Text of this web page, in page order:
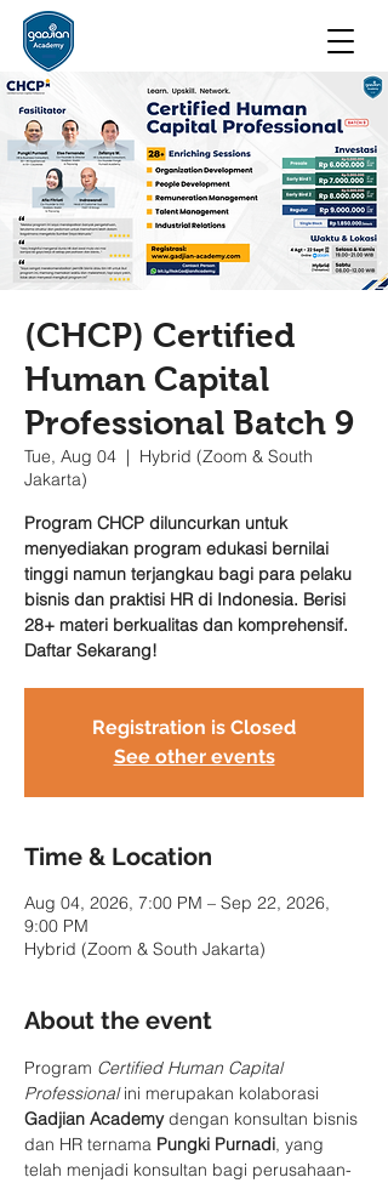
(CHCP) Certified
Human Capital
Professional Batch 9
Tue, Aug 04
  |
Hybrid (Zoom & South
Jakarta)
Program CHCP diluncurkan untuk
menyediakan program edukasi bernilai
tinggi namun terjangkau bagi para pelaku
bisnis dan praktisi HR di Indonesia. Berisi
28+ materi berkualitas dan komprehensif.
Daftar Sekarang!
Registration is Closed
See other events
Time & Location
Aug 04, 2026, 7:00 PM – Sep 22, 2026,
9:00 PM
Hybrid (Zoom & South Jakarta)
About the event
Program Certified Human Capital
Professional ini merupakan kolaborasi
Gadjian Academy dengan konsultan bisnis
dan HR ternama Pungki Purnadi, yang
telah menjadi konsultan bagi perusahaan-